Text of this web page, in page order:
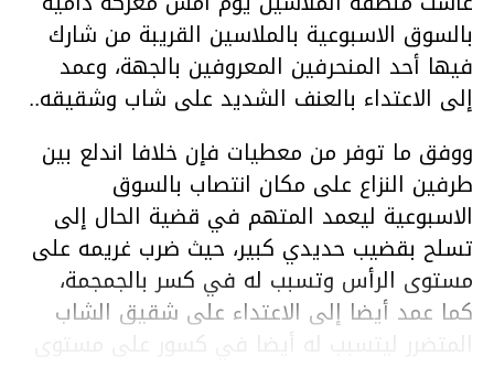
بالسوق الاسبوعية بالملاسين القريبة من شارك
فيها أحد المنحرفين المعروفين بالجهة، وعمد
إلى الاعتداء بالعنف الشديد على شاب وشقيقه..
ووفق ما توفر من معطيات فإن خلافا اندلع بين
طرفين النزاع على مكان انتصاب بالسوق
الاسبوعية ليعمد المتهم في قضية الحال إلى
تسلح بقضيب حديدي كبير، حيث ضرب غريمه على
مستوى الرأس وتسبب له في كسر بالجمجمة،
كما عمد أيضا إلى الاعتداء على شقيق الشاب
المتضرر ليتسبب له أيضا في كسور على مستوى